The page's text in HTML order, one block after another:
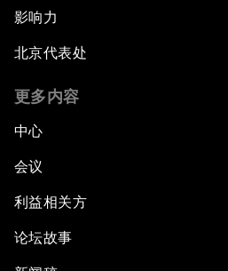
影响力
北京代表处
更多内容
中心
会议
利益相关方
论坛故事